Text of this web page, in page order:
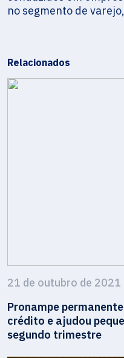
no segmento de
Relacionados
21 de outubro de 2021
Pronampe
crédito e ajudou
segundo trimestre